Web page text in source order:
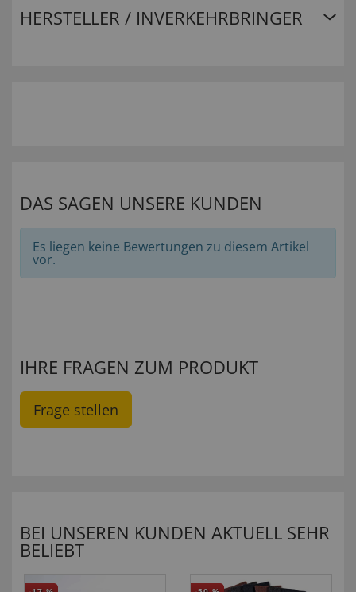
HERSTELLER / INVERKEHRBRINGER
DAS SAGEN UNSERE KUNDEN
Es liegen keine Bewertungen zu diesem Artikel
vor.
IHRE FRAGEN ZUM PRODUKT
Frage stellen
BEI UNSEREN KUNDEN AKTUELL SEHR
BELIEBT